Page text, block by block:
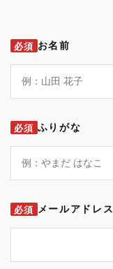
必須 お名前
必須 ふりがな
必須 メールアドレス